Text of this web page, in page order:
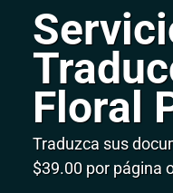
Floral
Traduzca sus
$39.00 por página